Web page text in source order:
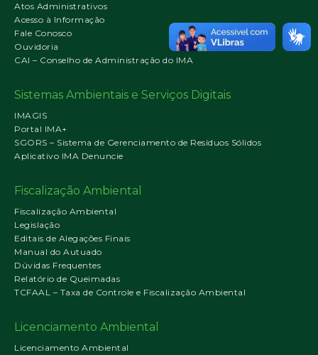
Atos Administrativos
Acesso à Informação
Fale Conosco
Ouvidoria
CAI – Conselho de Administração do IMA
Sistemas Ambientais e Serviços Digitais
IMAGIS
Portal IMA+
SGORS – Sistema de Gerenciamento de Resíduos Sólidos
Aplicativo IMA Denuncie
Fiscalização Ambiental
Fiscalização Ambiental
Legislação
Editais de Alegações Finais
Manual do Autuado
Dúvidas Frequentes
Relatório de Queimadas
TCFAAL – Taxa de Controle e Fiscalização Ambiental
Licenciamento Ambiental
Licenciamento Ambiental